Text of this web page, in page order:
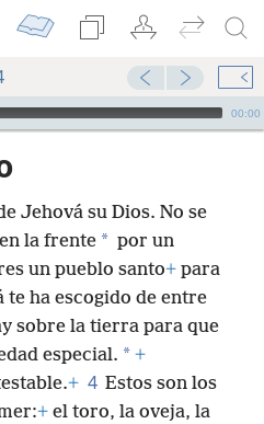
00:00
Jehová su Dios. No se
la frente * por un
un pueblo santo+ para
te ha escogido de entre
sobre la tierra para que
especial. * +
+ 4 Estos son los
+ el toro, la oveja, la